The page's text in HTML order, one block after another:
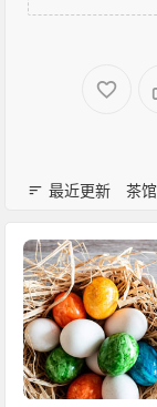
最近更新 茶